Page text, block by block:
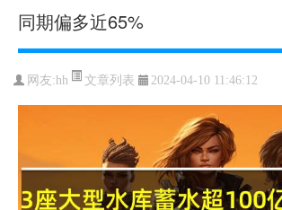
同期偏多近65%
网友:hh 文章列表 2024-04-10 11:46:12